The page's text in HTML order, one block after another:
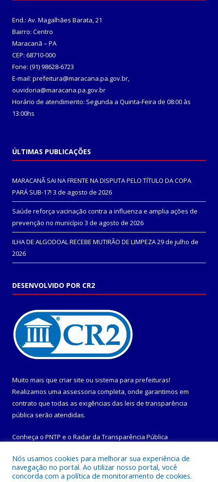
End.: Av. Magalhães Barata, 21
Bairro: Centro
Maracanã – PA
CEP: 68710-000
Fone: (91) 98628-6723
E-mail: prefeitura@maracana.pa.gov.br,
ouvidoria@maracana.pa.gov.br
Horário de atendimento: Segunda a Quinta-Feira de 08:00 às
13:00hs
ÚLTIMAS PUBLICAÇÕES
MARACANÃ SAI NA FRENTE NA DISPUTA PELO TÍTULO DA COPA
PARÁ SUB-17! 3 de agosto de 2026
Saúde reforça vacinação contra a influenza e amplia ações de
prevenção no município 3 de agosto de 2026
ILHA DE ALGODOAL RECEBE MUTIRÃO DE LIMPEZA29 de julho de
2026
DESENVOLVIDO POR CR2
Muito mais que criar site ou sistema para prefeituras!
Realizamos uma assessoria completa, onde garantimos em
contrato que todas as exigências das leis de transparência
pública serão atendidas.
Conheça o PNTP e o Radar da Transparência Pública
Nós usamos cookies para melhorar sua experiência de
navegação no portal. Ao utilizar nosso portal, você
concorda com a política de monitoramento de cookies.